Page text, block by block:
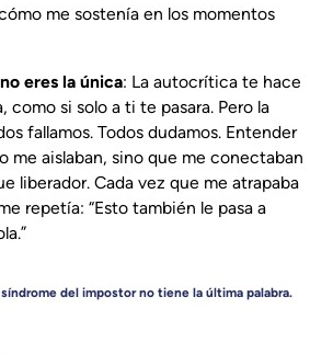
me sostenía en los momentos
eres la única: La autocrítica te hace
como si solo a ti te pasara. Pero la
fallamos. Todos dudamos. Entender
me aislaban, sino que me conectaban
liberador. Cada vez que me atrapaba
repetía: “Esto también le pasa a
síndrome del impostor no tiene la última palabra.